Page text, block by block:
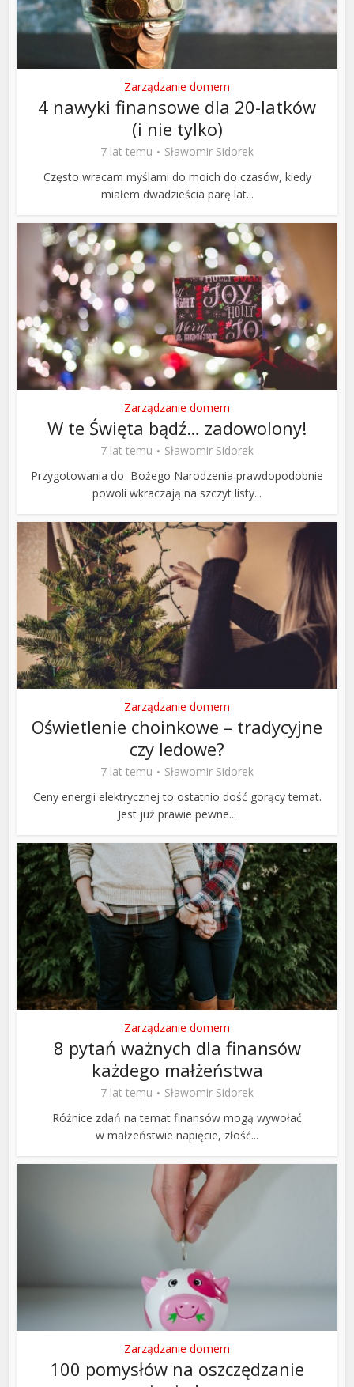
Zarządzanie domem
4 nawyki finansowe dla 20-latków
(i nie tylko)
7 lat temu
Sławomir Sidorek
Często wracam myślami do moich do czasów, kiedy
miałem dwadzieścia parę lat...
Zarządzanie domem
W te Święta bądź… zadowolony!
7 lat temu
Sławomir Sidorek
Przygotowania do Bożego Narodzenia prawdopodobnie
powoli wkraczają na szczyt listy...
Zarządzanie domem
Oświetlenie choinkowe – tradycyjne
czy ledowe?
7 lat temu
Sławomir Sidorek
Ceny energii elektrycznej to ostatnio dość gorący temat.
Jest już prawie pewne...
Zarządzanie domem
8 pytań ważnych dla finansów
każdego małżeństwa
7 lat temu
Sławomir Sidorek
Różnice zdań na temat finansów mogą wywołać
w małżeństwie napięcie, złość...
Zarządzanie domem
100 pomysłów na oszczędzanie